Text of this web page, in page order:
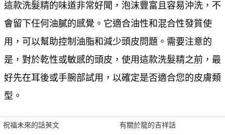
這款洗髮精的味道非常好聞，泡沫豐富且容易沖洗，不
會留下任何油膩的感覺。它適合油性和混合性發質使
用，可以幫助控制油脂和減少頭皮問題。需要注意的
是，對於乾性或敏感的頭皮，使用這款洗髮精之前，最
好先在耳後或手腕部試用，以確定是否適合您的皮膚類
型。
祝福未來的話英文
有關於龍的吉祥話